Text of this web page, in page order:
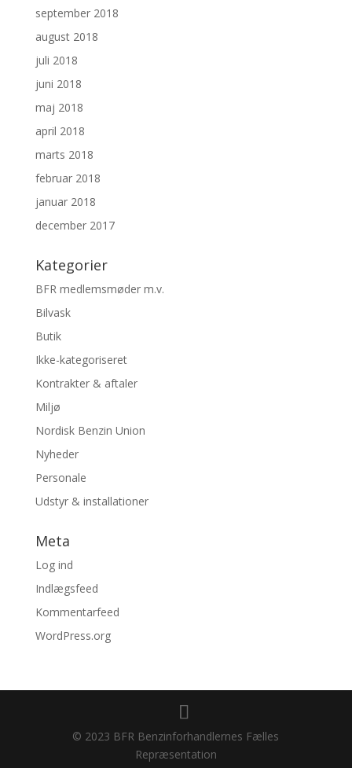
september 2018
august 2018
juli 2018
juni 2018
maj 2018
april 2018
marts 2018
februar 2018
januar 2018
december 2017
Kategorier
BFR medlemsmøder m.v.
Bilvask
Butik
Ikke-kategoriseret
Kontrakter & aftaler
Miljø
Nordisk Benzin Union
Nyheder
Personale
Udstyr & installationer
Meta
Log ind
Indlægsfeed
Kommentarfeed
WordPress.org
© 2023 BFR Benzinforhandlernes Fælles
Repræsentation